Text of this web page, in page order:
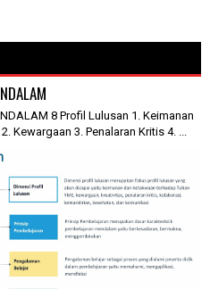
8 Profil Lulusan 1. Keimanan
Kewargaan 3. Penalaran Kritis 4. ...